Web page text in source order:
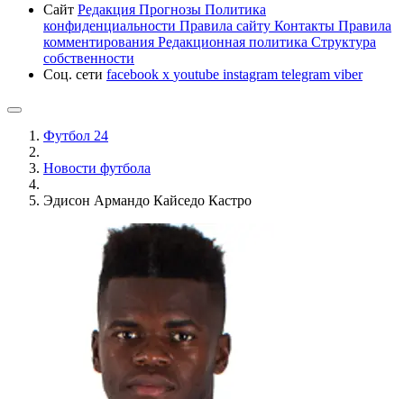
Сайт Редакция Прогнозы Политика
конфиденциальности Правила сайту Контакты Правила
комментирования Редакционная политика Структура
собственности
Соц. сети facebook x youtube instagram telegram viber
Футбол 24
Новости футбола
Эдисон Армандо Кайседо Кастро